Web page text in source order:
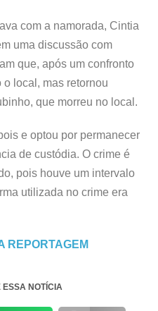
com a namorada, Cintia
uma discussão com
que, após um confronto
local, mas retornou
que morreu no local.
e optou por permanecer
de custódia. O crime é
pois houve um intervalo
utilizada no crime era
REPORTAGEM
ESSA NOTÍCIA